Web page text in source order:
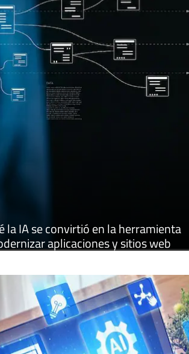
la IA se convirtió en la herramienta
aplicaciones y sitios web